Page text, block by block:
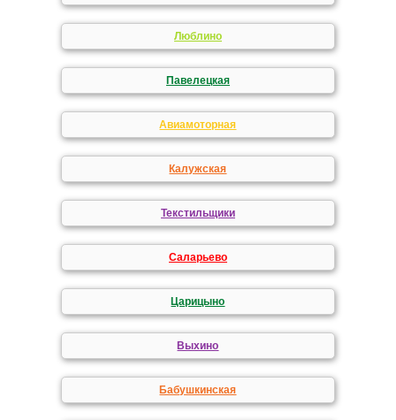
Люблино
Павелецкая
Авиамоторная
Калужская
Текстильщики
Саларьево
Царицыно
Выхино
Бабушкинская